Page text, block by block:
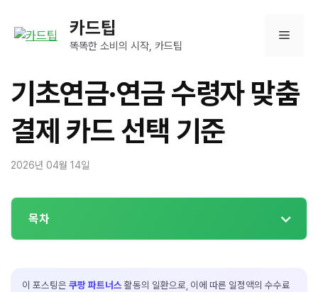
카드팁
똑똑한 소비의 시작, 카드팁
메
뉴
기초연금·연금 수령자 맞춤
결제 카드 선택 기준
2026년 04월 14일
목차
이 포스팅은 쿠팡 파트너스 활동의 일환으로, 이에 따른 일정액의 수수료